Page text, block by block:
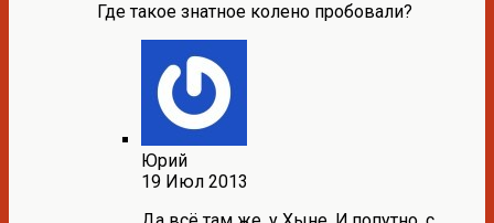
Где такое знатное колено пробовали?
Юрий
19 Июл 2013